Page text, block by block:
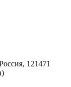
121471